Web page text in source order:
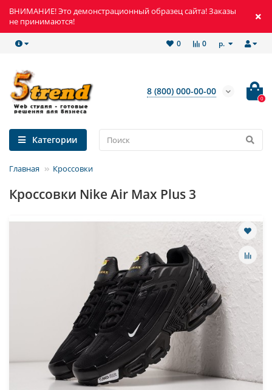
ВНИМАНИЕ! Это демонстрационный образец сайта! Заказы
не принимаются!
р.
0
0
8 (800) 000-00-00
0
Категории
Главная Кроссовки
Кроссовки Nike Air Max Plus 3